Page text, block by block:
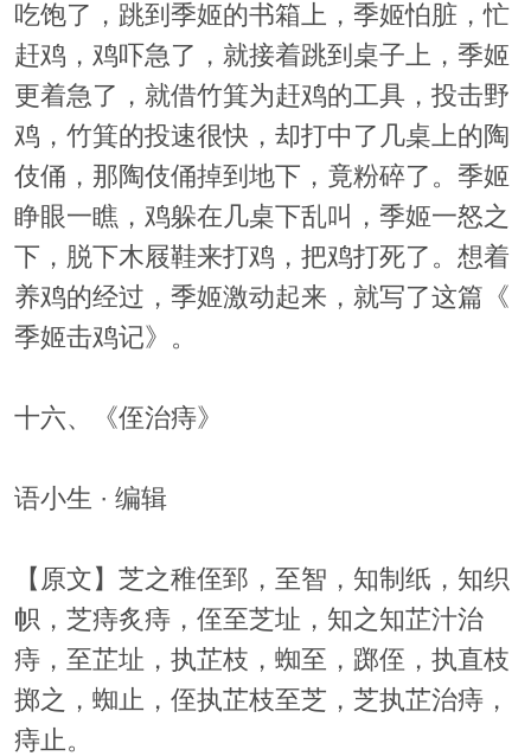
吃饱了，跳到季姬的书箱上，季姬怕脏，忙
赶鸡，鸡吓急了，就接着跳到桌子上，季姬
更着急了，就借竹箕为赶鸡的工具，投击野
鸡，竹箕的投速很快，却打中了几桌上的陶
伎俑，那陶伎俑掉到地下，竟粉碎了。季姬
睁眼一瞧，鸡躲在几桌下乱叫，季姬一怒之
下，脱下木屐鞋来打鸡，把鸡打死了。想着
养鸡的经过，季姬激动起来，就写了这篇《
季姬击鸡记》。
十六、《侄治痔》
语小生 · 编辑
【原文】芝之稚侄郅，至智，知制纸，知织
帜，芝痔炙痔，侄至芝址，知之知芷汁治
痔，至芷址，执芷枝，蜘至，踯侄，执直枝
掷之，蜘止，侄执芷枝至芝，芝执芷治痔，
痔止。